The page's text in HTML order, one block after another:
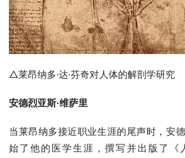
△莱昂纳多·达·芬奇对人体的解剖学研究
安德烈亚斯·维萨里
当莱昂纳多接近职业生涯的尾声时，安
始了他的医学生涯，撰写并出版了《